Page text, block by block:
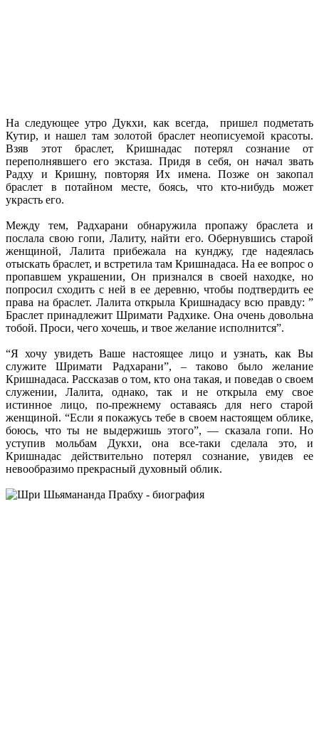
На следующее утро Дукхи, как всегда, пришел подметать
Кутир, и нашел там золотой браслет неописуемой красоты.
Взяв этот браслет, Кришнадас потерял сознание от
переполнявшего его экстаза. Придя в себя, он начал звать
Радху и Кришну, повторяя Их имена. Позже он закопал
браслет в потайном месте, боясь, что кто-нибудь может
украсть его.
Между тем, Радхарани обнаружила пропажу браслета и
послала свою гопи, Лалиту, найти его. Обернувшись старой
женщиной, Лалита прибежала на кунджу, где надеялась
отыскать браслет, и встретила там Кришнадаса. На ее вопрос о
пропавшем украшении, Он признался в своей находке, но
попросил сходить с ней в ее деревню, чтобы подтвердить ее
права на браслет. Лалита открыла Кришнадасу всю правду: ”
Браслет принадлежит Шримати Радхике. Она очень довольна
тобой. Проси, чего хочешь, и твое желание исполнится”.
“Я хочу увидеть Ваше настоящее лицо и узнать, как Вы
служите Шримати Радхарани”, – таково было желание
Кришнадаса. Рассказав о том, кто она такая, и поведав о своем
служении, Лалита, однако, так и не открыла ему свое
истинное лицо, по-прежнему оставаясь для него старой
женщиной. “Если я покажусь тебе в своем настоящем облике,
боюсь, что ты не выдержишь этого”, — сказала гопи. Но
уступив мольбам Дукхи, она все-таки сделала это, и
Кришнадас действительно потерял сознание, увидев ее
невообразимо прекрасный духовный облик.